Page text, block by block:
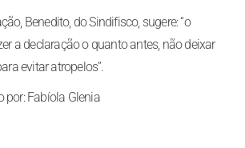
Benedito, do Sindifisco, sugere: “o
a declaração o quanto antes, não deixar
evitar atropelos”.
por: Fabíola Glenia